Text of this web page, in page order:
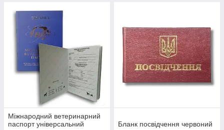
Міжнародний ветеринарний
паспорт універсальний
Бланк посвідчення червоний